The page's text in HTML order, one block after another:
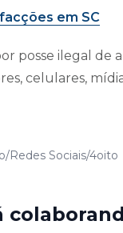
em SC
posse ilegal de
celulares,
Redes Sociais/4oito